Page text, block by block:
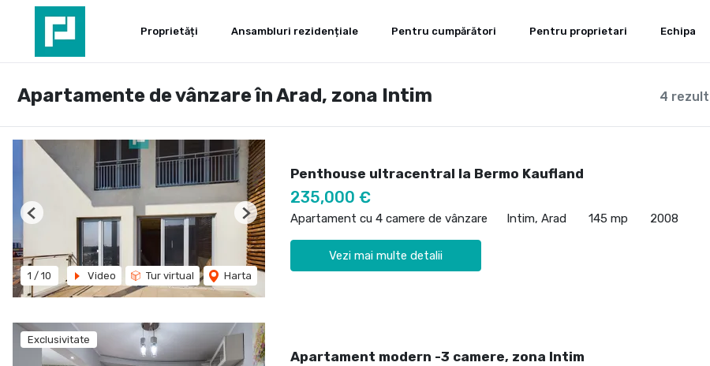
Proprietăți Ansambluri rezidențiale Pentru cumpărători Pentru proprietari Echipa
4
Apartamente de vânzare în Arad, zona Intim
1 / 10 Video Tur virtual Harta
Previous Next
Penthouse ultracentral la Bermo Kaufland
235,000 €
Apartament cu 4 camere de vânzare Intim, Arad 145 mp 2008
Vezi mai multe detalii
Exclusivitate
Apartament modern -3 camere, zona Intim